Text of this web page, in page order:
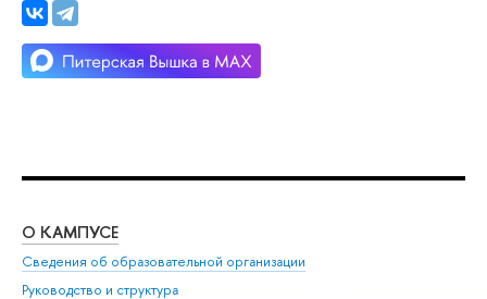
О КАМПУСЕ
Сведения об образовательной организации
Руководство и структура